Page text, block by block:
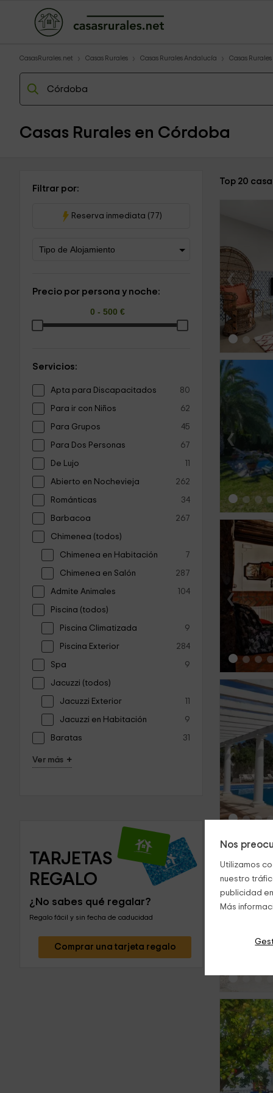
Nos
Utilizamos
nuestro
publicidad
Más
CasasRurales.net Casas Rurales Casas Rurales Andalucía Casas
Casas Rurales en Córdoba
Filtrar por:
Reserva inmediata (77)
Precio por persona y noche:
Servicios:
Apta para Discapacitados 80
Para ir con Niños 62
Para Grupos 45
Para Dos Personas 67
De Lujo 11
Abierto en Nochevieja 262
Románticas 34
Barbacoa 267
Chimenea (todos)
Chimenea en Habitación 7
Chimenea en Salón 287
Admite Animales 104
Piscina (todos)
Piscina Climatizada 9
Piscina Exterior 284
Spa 9
Jacuzzi (todos)
Jacuzzi Exterior 11
Jacuzzi en Habitación 9
Baratas 31
Ver más +
TARJETAS
REGALO
¿No sabes qué regalar?
Regalo fácil y sin fecha de caducidad
Comprar una tarjeta regalo
Top 20
‹
‹
‹
‹
‹
‹